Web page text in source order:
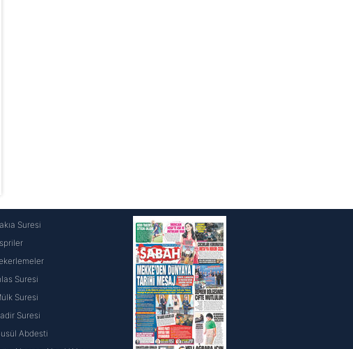
Suresi
Suresi
Suresi
Suresi
Abdesti